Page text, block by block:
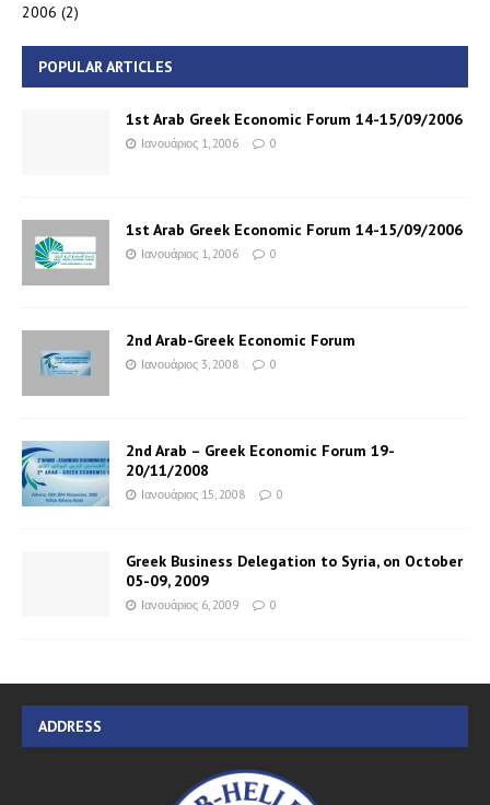
2006 (2)
POPULAR ARTICLES
1st Arab Greek Economic Forum 14-15/09/2006
Ιανουάριος 1, 2006 0
1st Arab Greek Economic Forum 14-15/09/2006
Ιανουάριος 1, 2006 0
2nd Arab-Greek Economic Forum
Ιανουάριος 3, 2008 0
2nd Arab – Greek Economic Forum 19-
20/11/2008
Ιανουάριος 15, 2008 0
Greek Business Delegation to Syria, on October
05-09, 2009
Ιανουάριος 6, 2009 0
ADDRESS